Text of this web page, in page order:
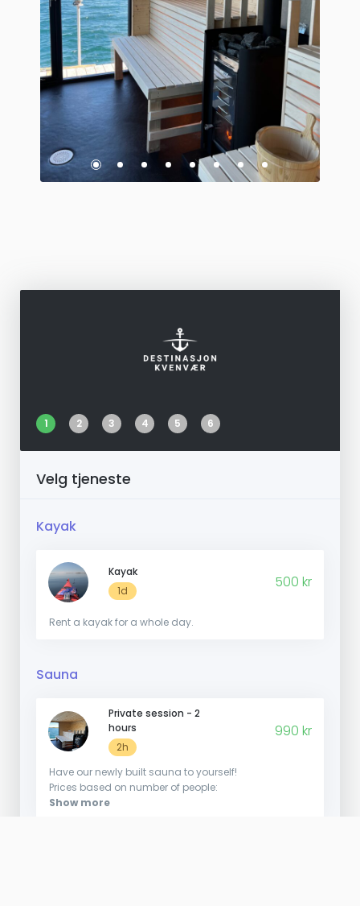
1 2 3 4 5 6
Velg tjeneste
Kayak
Kayak
1d
500 kr
Rent a kayak for a whole day.
Sauna
Private session - 2
hours
2h
990 kr
Have our newly built sauna to yourself!
Prices based on number of people:
Show more